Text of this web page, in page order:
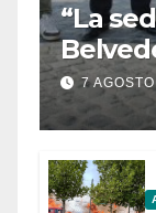
“La
7